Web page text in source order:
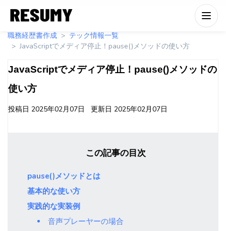
職務経歴書作成
テック情報一覧
JavaScriptでメディア停止！pause()メソッドの使い方
JavaScriptでメディア停止！pause()メソッドの
使い方
投稿日 2025年02月07日 更新日 2025年02月07日
この記事の目次
pause()メソッドとは
基本的な使い方
実践的な実装例
音声プレーヤーの場合